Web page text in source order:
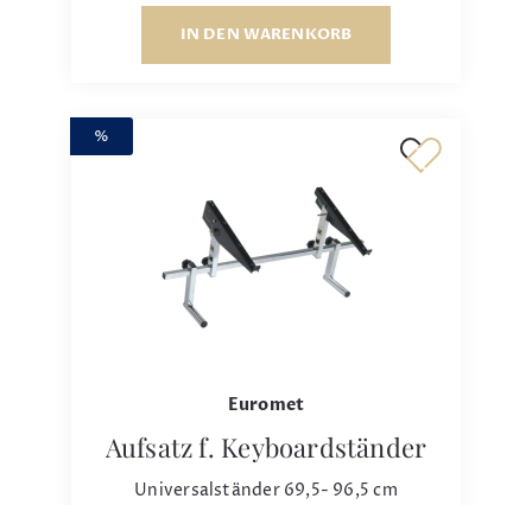
IN DEN WARENKORB
%
Euromet
Aufsatz f. Keyboardständer
Universalständer 69,5- 96,5 cm